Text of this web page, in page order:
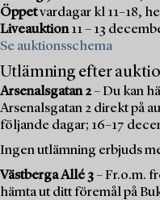
Öppetvardagar kl 11–18,
Liveauktion11 – 13
Se auktionsschema
Utlämning efter
Arsenalsgatan 2– Du kan
Arsenalsgatan 2 direkt på
följande dagar; 16–17
Ingen utlämning erbjuds
Västberga Allé 3– Fr.o.m.
hämta ut ditt föremål på